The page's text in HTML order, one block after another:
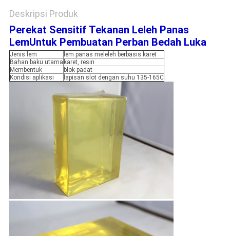
Deskripsi Produk
Perekat Sensitif Tekanan Leleh Panas
LemUntuk Pembuatan Perban Bedah Luka
Jenis lem
lem panas meleleh berbasis karet
Bahan baku utama karet, resin
Membentuk
blok padat
Kondisi aplikasi
lapisan slot dengan suhu 135-165C